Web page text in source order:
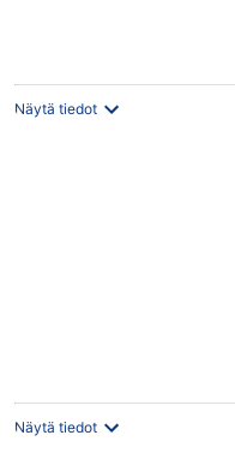
Näytä tiedot
Näytä tiedot